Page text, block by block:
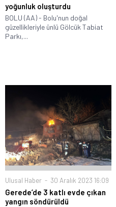
yoğunluk oluşturdu
BOLU (AA) - Bolu'nun doğal
güzellikleriyle ünlü Gölcük Tabiat
Parkı,...
Ulusal Haber 30 Aralık 2023 16:09
Gerede’de 3 katlı evde çıkan
yangın söndürüldü